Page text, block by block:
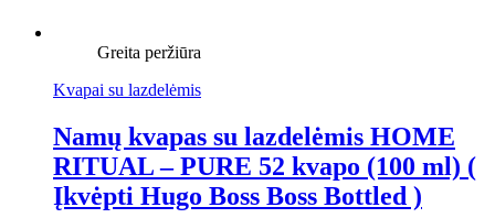
Greita peržiūra
Kvapai su lazdelėmis
Namų kvapas su lazdelėmis HOME
RITUAL – PURE 52 kvapo (100 ml) (
Įkvėpti Hugo Boss Boss Bottled )